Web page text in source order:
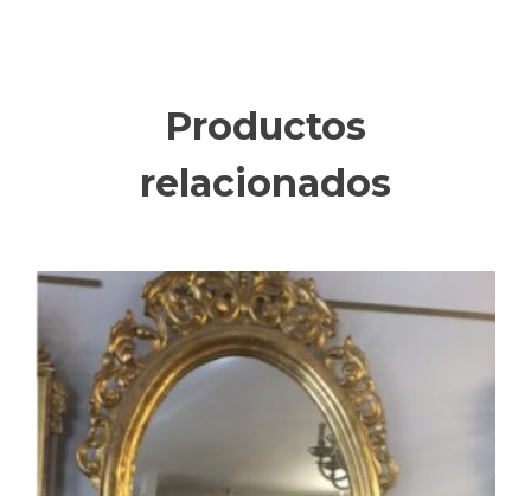
Productos
relacionados